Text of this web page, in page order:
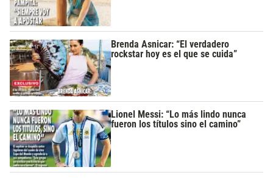
Brenda Asnicar: “El verdadero
rockstar hoy es el que se cuida”
Lionel Messi: “Lo más lindo nunca
fueron los títulos sino el camino”